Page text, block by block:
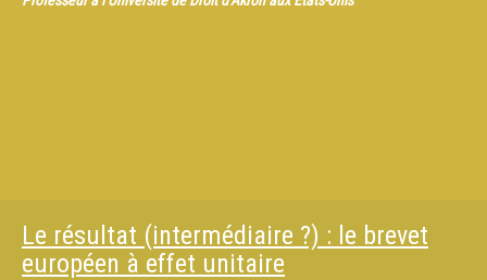
Le résultat (intermédiaire ?) : le brevet
européen à effet unitaire